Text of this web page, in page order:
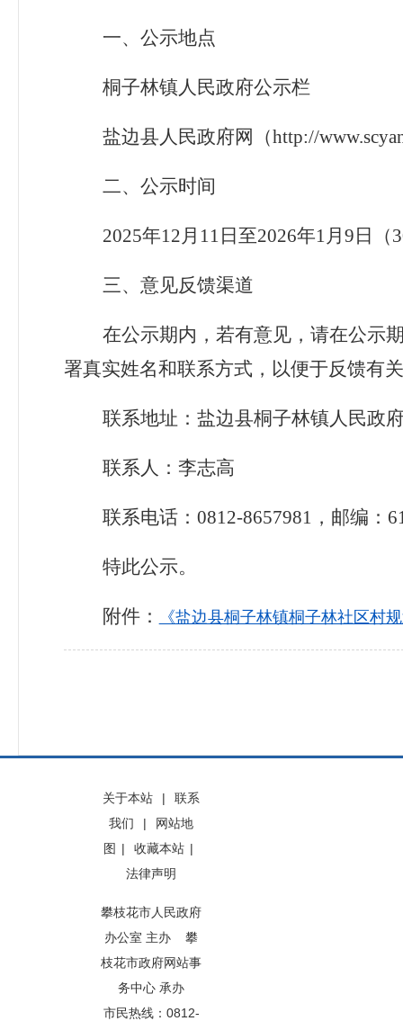
一、公示地点
桐子林镇人民政府公示栏
盐边县人民政府网 （http://
二、公示时间
2025年12月 11 日至2026年1月 9 日 （
三、意见反馈渠道
在公示期内，若有意见，请在公示
署真实姓名和联系方式，以便于反馈有
联系地址：盐边县桐子林镇人民政
联系人： 李志高
联系电话： 0812-8657981 ，邮编：
特此公示。
附件： 《盐边县桐子林镇桐子林社区村
关于本站 |
联系
我们
|
网站地
图 | 收藏本站 |
法律声明
攀枝花市人民政府
办公室 主办 攀
枝花市政府网站事
务中心 承办
市民热线：0812-